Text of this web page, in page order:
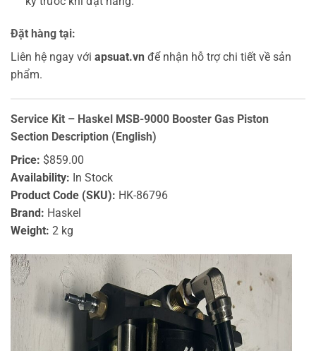
Đặt hàng tại:
Liên hệ ngay với apsuat.vn để nhận hỗ trợ chi tiết về sản
phẩm.
Service Kit – Haskel MSB-9000 Booster Gas Piston
Section Description (English)
Price: $859.00
Availability: In Stock
Product Code (SKU): HK-86796
Brand: Haskel
Weight: 2 kg